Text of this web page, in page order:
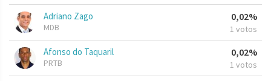
Adriano Zago
MDB
0,02%
1 votos
Afonso do Taquaril
PRTB
0,02%
1 votos